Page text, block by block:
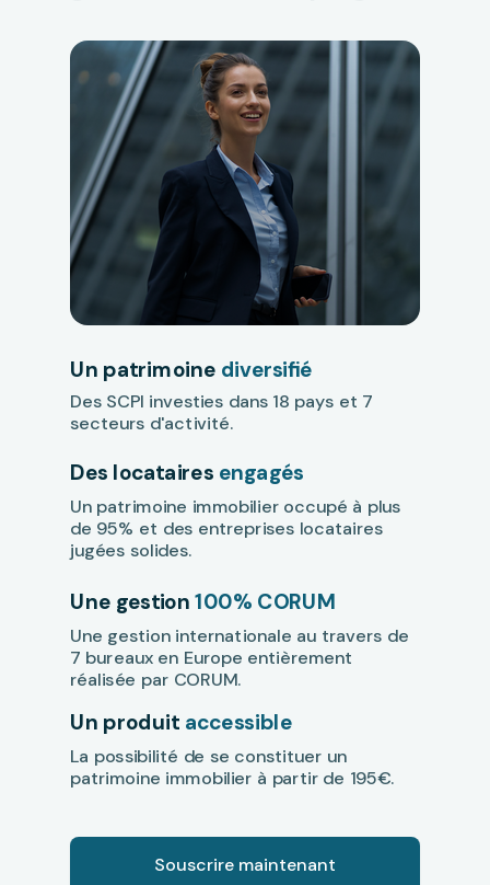
Un patrimoine diversifié
Des SCPI investies dans 18 pays et 7
secteurs d'activité.
Des locataires engagés
Un patrimoine immobilier occupé à plus
de 95% et des entreprises locataires
jugées solides.
Une gestion100% CORUM
Une gestion internationale au travers de
7 bureaux en Europe entièrement
réalisée par CORUM.
Souscrire maintenant
Un produit accessible
La possibilité de se constituer un
patrimoine immobilier à partir de 195€.